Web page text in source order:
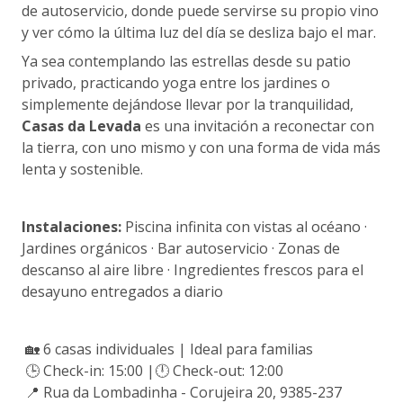
de autoservicio, donde puede servirse su propio vino
y ver cómo la última luz del día se desliza bajo el mar.
Ya sea contemplando las estrellas desde su patio
privado, practicando yoga entre los jardines o
simplemente dejándose llevar por la tranquilidad,
Casas da Levada es una invitación a reconectar con
la tierra, con uno mismo y con una forma de vida más
lenta y sostenible.
Instalaciones: Piscina infinita con vistas al océano ·
Jardines orgánicos · Bar autoservicio · Zonas de
descanso al aire libre · Ingredientes frescos para el
desayuno entregados a diario
🏡 6 casas individuales | Ideal para familias
🕒 Check-in: 15:00 |🕛 Check-out: 12:00
📍 Rua da Lombadinha - Corujeira 20, 9385-237